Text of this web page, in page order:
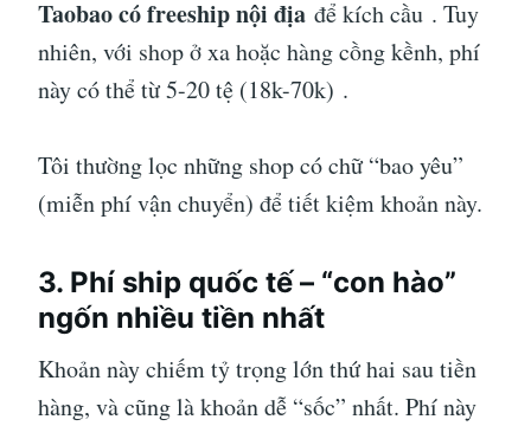
Taobao có freeship nội địa để kích cầu . Tuy
nhiên, với shop ở xa hoặc hàng cồng kềnh, phí
này có thể từ 5-20 tệ (18k-70k) .
Tôi thường lọc những shop có chữ “bao yêu”
(miễn phí vận chuyển) để tiết kiệm khoản này.
3. Phí ship quốc tế – “con hào”
ngốn nhiều tiền nhất
Khoản này chiếm tỷ trọng lớn thứ hai sau tiền
hàng, và cũng là khoản dễ “sốc” nhất. Phí này